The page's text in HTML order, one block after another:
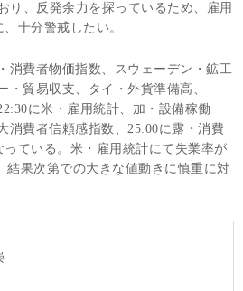
り、反発余力を探っているため、雇用
十分警戒したい。
消費者物価指数、スウェーデン・鉱工
・貿易収支、タイ・外貨準備高、
に米・雇用統計、加・設備稼働
消費者信頼感指数、25:00に露・消費
ている。米・雇用統計にて失業率が
結果次第での大きな値動きに慎重に対